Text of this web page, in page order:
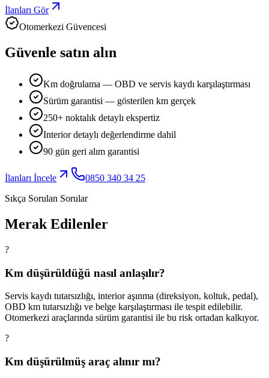
İlanları Gör
Otomerkezi Güvencesi
Güvenle satın alın
Km doğrulama — OBD ve servis kaydı karşılaştırması
Sürüm garantisi — gösterilen km gerçek
250+ noktalık detaylı ekspertiz
Interior detaylı değerlendirme dahil
90 gün geri alım garantisi
İlanları İncele
0850 340 34 25
Sıkça Sorulan Sorular
Merak Edilenler
?
Km düşürüldüğü nasıl anlaşılır?
Servis kaydı tutarsızlığı, interior aşınma (direksiyon, koltuk, pedal),
OBD km tutarsızlığı ve belge karşılaştırması ile tespit edilebilir.
Otomerkezi araçlarında sürüm garantisi ile bu risk ortadan kalkıyor.
?
Km düşürülmüş araç alınır mı?